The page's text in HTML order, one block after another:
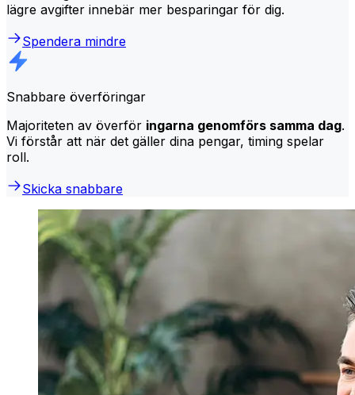
lägre avgifter innebär mer besparingar för dig.
Spendera mindre
Snabbare överföringar
Majoriteten av överför ingarna genomförs samma dag.
Vi förstår att när det gäller dina pengar, timing spelar
roll.
Skicka snabbare